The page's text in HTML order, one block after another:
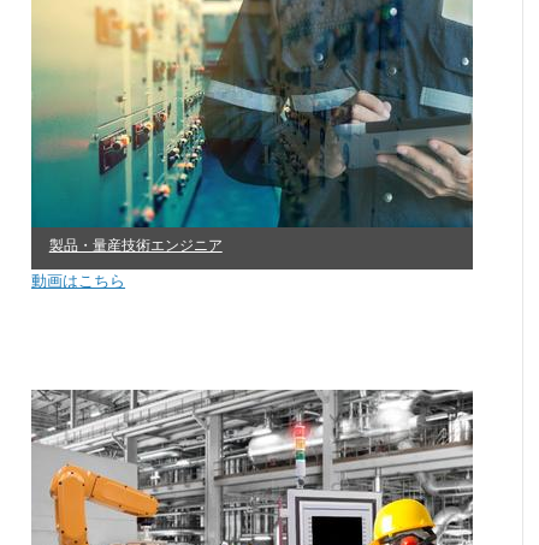
製品・量産技術エンジニア
動画はこちら